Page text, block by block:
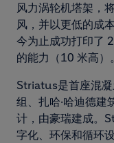
风力涡轮机塔架，
风，并以更低的成
今为止成功打印了
的能力（10 米高）。
Striatus是首座混
组、扎哈·哈迪德
计，由豪瑞建成。
字化、环保和循环